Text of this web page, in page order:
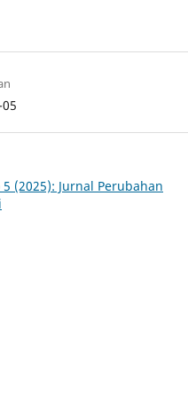
5 (2025): Jurnal Perubahan